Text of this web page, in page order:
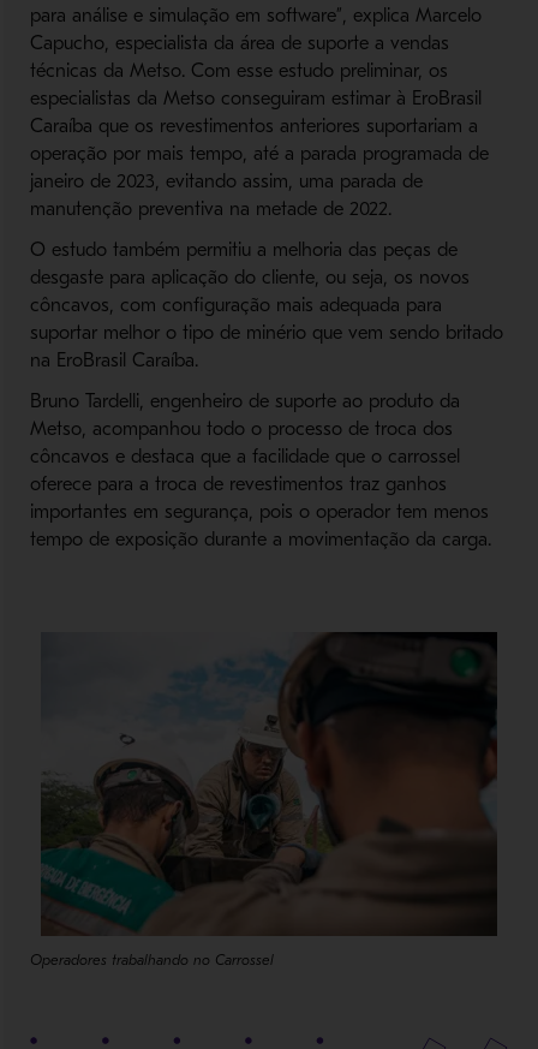
para análise e simulação em software”, explica Marcelo
Capucho, especialista da área de suporte a vendas
técnicas da Metso. Com esse estudo preliminar, os
especialistas da Metso conseguiram estimar à EroBrasil
Caraíba que os revestimentos anteriores suportariam a
operação por mais tempo, até a parada programada de
janeiro de 2023, evitando assim, uma parada de
manutenção preventiva na metade de 2022.
O estudo também permitiu a melhoria das peças de
desgaste para aplicação do cliente, ou seja, os novos
côncavos, com configuração mais adequada para
suportar melhor o tipo de minério que vem sendo britado
na EroBrasil Caraíba.
Bruno Tardelli, engenheiro de suporte ao produto da
Metso, acompanhou todo o processo de troca dos
côncavos e destaca que a facilidade que o carrossel
oferece para a troca de revestimentos traz ganhos
importantes em segurança, pois o operador tem menos
tempo de exposição durante a movimentação da carga.
Operadores trabalhando no Carrossel